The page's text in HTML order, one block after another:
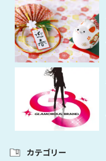
カテゴリー